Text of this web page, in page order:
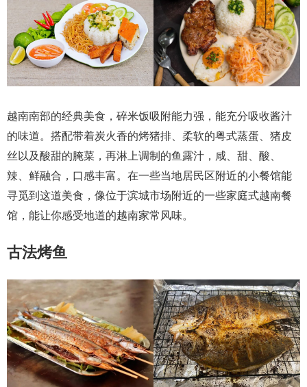
越南南部的经典美食，碎米饭吸附能力强，能充分吸收酱汁
的味道。搭配带着炭火香的烤猪排、柔软的粤式蒸蛋、猪皮
丝以及酸甜的腌菜，再淋上调制的鱼露汁，咸、甜、酸、
辣、鲜融合，口感丰富。在一些当地居民区附近的小餐馆能
寻觅到这道美食，像位于滨城市场附近的一些家庭式越南餐
馆，能让你感受地道的越南家常风味。
古法烤鱼